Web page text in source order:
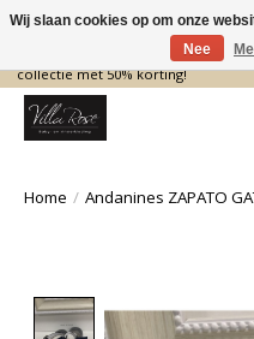
De nieuwe collectie komt eraan…
collectie met 50% korting!
Home / Andanines ZAPATO
Product image
Wij slaan cookies op om onze
Nee